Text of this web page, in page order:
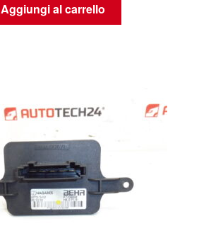
Aggiungi al carrello